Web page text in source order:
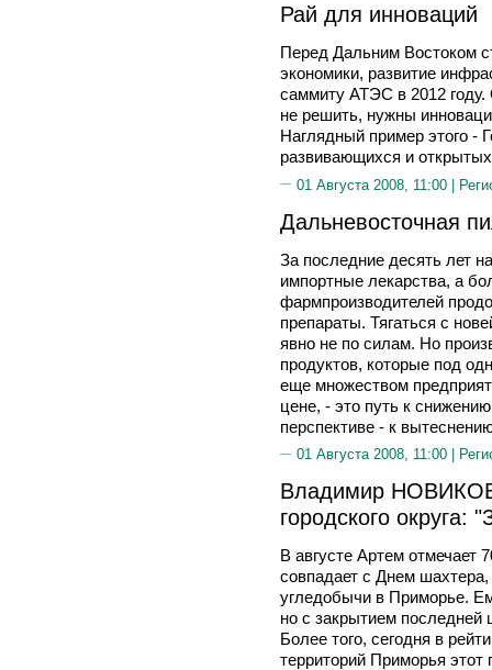
Рай для инноваций
Перед Дальним Востоком
экономики, развитие
саммиту АТЭС в 2012
не решить, нужны
Наглядный пример этого -
развивающихся и
01 Августа 2008, 11:00 |
Дальневосточная
За последние десять лет
импортные лекарства, а
фармпроизводителей
препараты. Тягаться с
явно не по силам. Но
продуктов, которые под
еще множеством
цене, - это путь к
перспективе - к
01 Августа 2008, 11:00 |
Владимир
городского округа:
В августе Артем отмечает
совпадает с Днем
угледобычи в Приморье.
но с закрытием
Более того, сегодня в
территорий Приморья этот